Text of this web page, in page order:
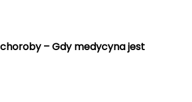
– Gdy medycyna jest